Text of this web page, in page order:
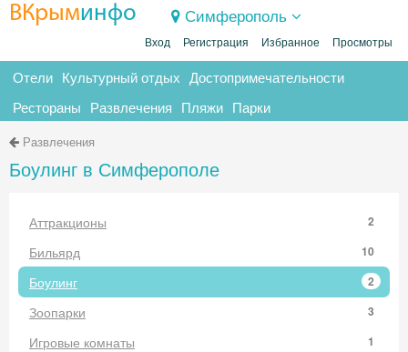
ВКрыминфо Симферополь
Вход Регистрация Избранное Просмотры
Отели Культурный отдых Достопримечательности
Рестораны Развлечения Пляжи Парки
Развлечения
Боулинг в Симферополе
Аттракционы 2
Бильярд 10
Боулинг 2
Зоопарки 3
Игровые комнаты 1